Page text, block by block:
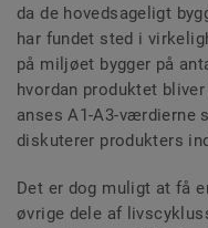
da de hovedsageligt
har fundet sted i
på miljøet bygger på
hvordan produktet
anses A1-A3-værdierne
diskuterer produkters
Det er dog muligt at få
øvrige dele af